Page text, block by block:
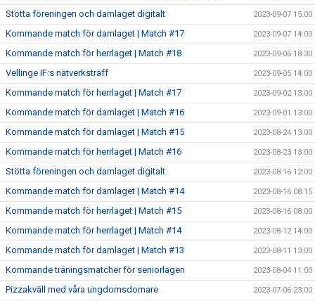
Stötta föreningen och damlaget digitalt 2023-09-07 15:00
Kommande match för damlaget | Match #17 2023-09-07 14:00
Kommande match för herrlaget | Match #18 2023-09-06 18:30
Vellinge IF:s nätverksträff 2023-09-05 14:00
Kommande match för herrlaget | Match #17 2023-09-02 13:00
Kommande match för damlaget | Match #16 2023-09-01 13:00
Kommande match för damlaget | Match #15 2023-08-24 13:00
Kommande match för herrlaget | Match #16 2023-08-23 13:00
Stötta föreningen och damlaget digitalt 2023-08-16 12:00
Kommande match för damlaget | Match #14 2023-08-16 08:15
Kommande match för herrlaget | Match #15 2023-08-16 08:00
Kommande match för herrlaget | Match #14 2023-08-12 14:00
Kommande match för damlaget | Match #13 2023-08-11 13:00
Kommande träningsmatcher för seniorlagen 2023-08-04 11:00
Pizzakväll med våra ungdomsdomare 2023-07-06 23:00